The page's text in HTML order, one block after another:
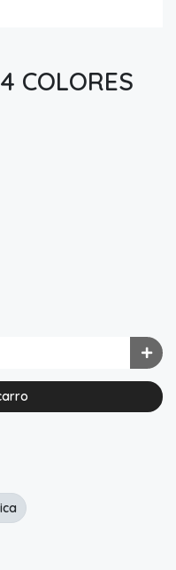
COLORES